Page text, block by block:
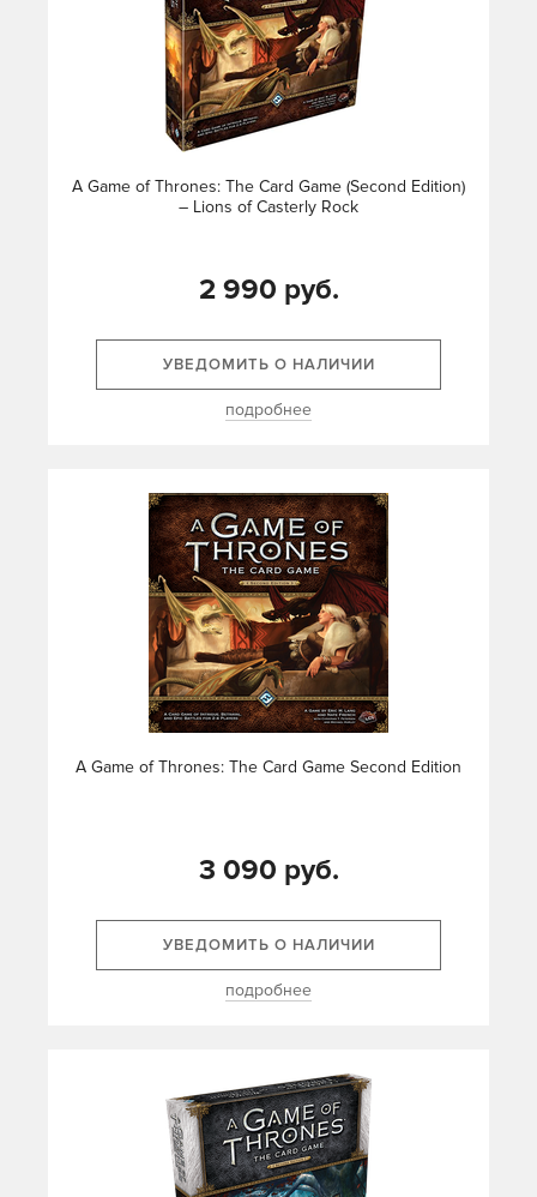
A Game of Thrones: The Card Game (Second Edition)
– Lions of Casterly Rock
2 990 руб.
УВЕДОМИТЬ О НАЛИЧИИ
подробнее
A Game of Thrones: The Card Game Second Edition
3 090 руб.
УВЕДОМИТЬ О НАЛИЧИИ
подробнее